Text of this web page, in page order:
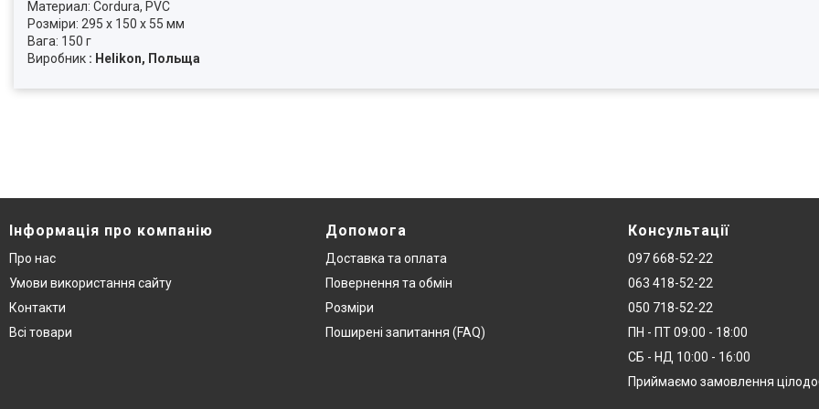
Материал: Cordura, PVC
Розміри: 295 x 150 x 55 мм
Вага: 150 г
Виробник : Helikon, Польща
Інформація про компанію
Про нас
Умови використання сайту
Контакти
Всі товари
Допомога
Доставка та оплата
Повернення та обмін
Розміри
Поширені запитання (FAQ)
Консультації
097 668-52-22
063 418-52-22
050 718-52-22
ПН - ПТ 09:00 - 18:00
СБ - НД 10:00 - 16:00
Приймаємо замовлення